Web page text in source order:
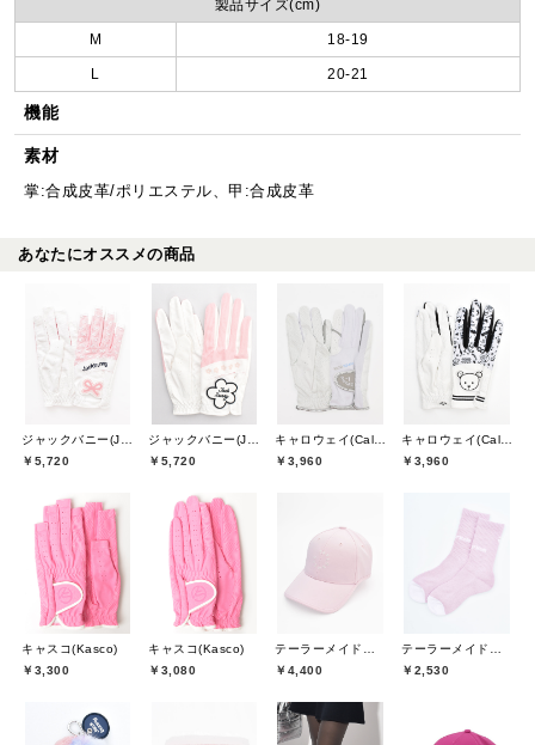
製品サイズ(cm)
M 18-19
L 20-21
機能
素材
掌:合成皮革/ポリエステル、甲:合成皮革
あなたにオススメの商品
￥5,720
￥5,720
￥3,960
￥3,960
キャスコ(Kasco)
￥3,300
キャスコ(Kasco)
￥3,080
￥4,400
￥2,530